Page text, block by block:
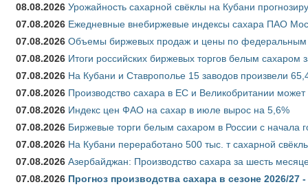
08.08.2026 Урожайность сахарной свёклы на Кубани
07.08.2026 Ежедневные внебиржевые индексы сахара ПАО
07.08.2026 Объемы биржевых продаж и цены по федеральным
07.08.2026 Итоги российских биржевых торгов белым сахаром
07.08.2026 На Кубани и Ставрополье 15 заводов произвели
07.08.2026 Производство сахара в ЕС и Великобритании
07.08.2026 Индекс цен ФАО на сахар в июле вырос на 5,6%
07.08.2026 Биржевые торги белым сахаром в России с начала
07.08.2026 На Кубани переработано 500 тыс. т сахарной
07.08.2026 Азербайджан: Производство сахара за шесть
07.08.2026 Прогноз производства сахара в сезоне 2026/